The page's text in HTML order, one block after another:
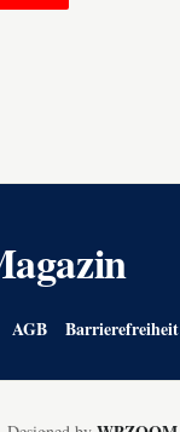
AGB Barrierefreiheit